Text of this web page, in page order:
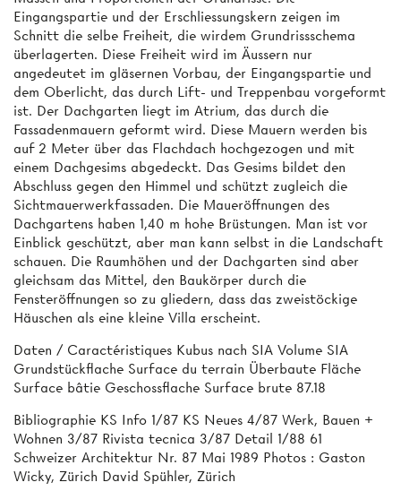
Eingangspartie und der Erschliessungskern zeigen im
Schnitt die selbe Freiheit, die wirdem Grundrissschema
überlagerten. Diese Freiheit wird im Äussern nur
angedeutet im gläsernen Vorbau, der Eingangspartie und
dem Oberlicht, das durch Lift- und Treppenbau vorgeformt
ist. Der Dachgarten liegt im Atrium, das durch die
Fassadenmauern geformt wird. Diese Mauern werden bis
auf 2 Meter über das Flachdach hochgezogen und mit
einem Dachgesims abgedeckt. Das Gesims bildet den
Abschluss gegen den Himmel und schützt zugleich die
Sichtmauerwerkfassaden. Die Maueröffnungen des
Dachgartens haben 1,40 m hohe Brüstungen. Man ist vor
Einblick geschützt, aber man kann selbst in die Landschaft
schauen. Die Raumhöhen und der Dachgarten sind aber
gleichsam das Mittel, den Baukörper durch die
Fensteröffnungen so zu gliedern, dass das zweistöckige
Häuschen als eine kleine Villa erscheint.
Daten / Caractéristiques Kubus nach SIA Volume SIA
Grundstückflache Surface du terrain Überbaute Fläche
Surface bâtie Geschossflache Surface brute 87.18
Bibliographie KS Info 1/87 KS Neues 4/87 Werk, Bauen +
Wohnen 3/87 Rivista tecnica 3/87 Detail 1/88 61
Schweizer Architektur Nr. 87 Mai 1989 Photos : Gaston
Wicky, Zürich David Spühler, Zürich